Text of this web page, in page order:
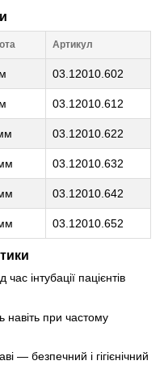
Артикул
03.12010.602
03.12010.612
03.12010.622
03.12010.632
03.12010.642
03.12010.652
час інтубації пацієнтів
навіть при частому
— безпечний і гігієнічний